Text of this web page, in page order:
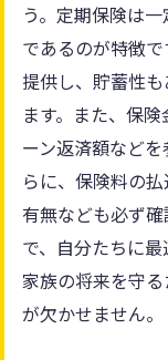
う。定期保険は
であるのが特徴
提供し、貯蓄性
ます。また、保
ーン返済額など
らに、保険料の
有無なども必ず
で、自分たちに最
家族の将来を守
が欠かせません。